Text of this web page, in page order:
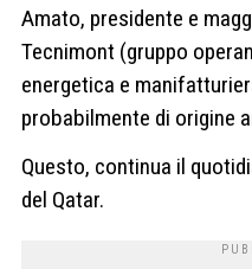
Amato, presidente e
Tecnimont (gruppo
energetica e
probabilmente di origine
Questo, continua il
del Qatar.